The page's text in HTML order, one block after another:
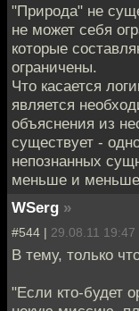
"Природа" не
не может себя
которые
ограничены.
Что касается
является
объяснения из
существует -
непознанных
меньше и
WSerg »
#544 | 29.08.11 19:47
В тему, только
"Если кто-будет